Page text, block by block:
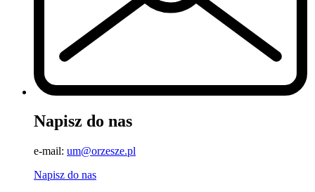
Napisz do nas
e-mail: um@orzesze.pl
Napisz do nas